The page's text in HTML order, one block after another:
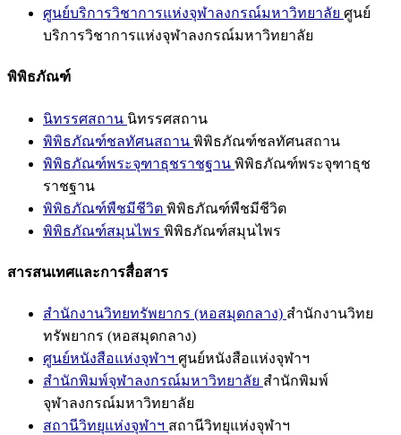
ศูนย์บริการวิชาการแห่งจุฬาลงกรณ์มหาวิทยาลัย ศูนย์
บริการวิชาการแห่งจุฬาลงกรณ์มหาวิทยาลัย
พิพิธภัณฑ์
นิทรรศสถาน นิทรรศสถาน
พิพิธภัณฑ์ชลทัศนสถาน พิพิธภัณฑ์ชลทัศนสถาน
พิพิธภัณฑ์พระจุฑาธุชราชฐาน พิพิธภัณฑ์พระจุฑาธุช
ราชฐาน
พิพิธภัณฑ์พืชมีชีวิต พิพิธภัณฑ์พืชมีชีวิต
พิพิธภัณฑ์สมุนไพร พิพิธภัณฑ์สมุนไพร
สารสนเทศและการสื่อสาร
สำนักงานวิทยทรัพยากร (หอสมุดกลาง) สำนักงานวิทย
ทรัพยากร (หอสมุดกลาง)
ศูนย์หนังสือแห่งจุฬาฯ ศูนย์หนังสือแห่งจุฬาฯ
สำนักพิมพ์จุฬาลงกรณ์มหาวิทยาลัย สำนักพิมพ์
จุฬาลงกรณ์มหาวิทยาลัย
สถานีวิทยุแห่งจุฬาฯ สถานีวิทยุแห่งจุฬาฯ